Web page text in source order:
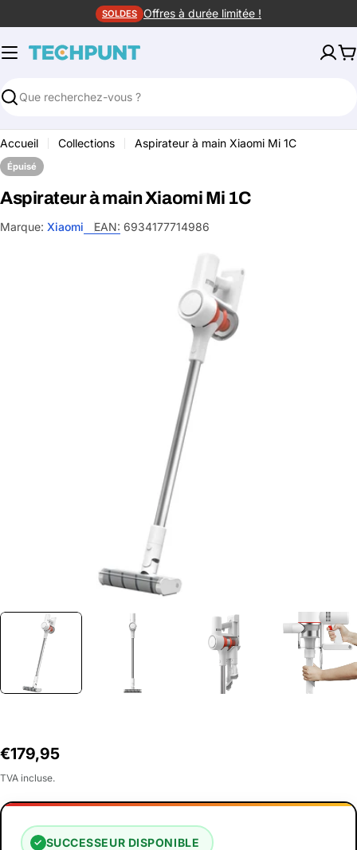
au
contenu
SOLDES Offres à durée limitée !
Rechercher
Accueil Collections Aspirateur à main Xiaomi Mi 1C
le média 0 dans une fenêtre
Plus jamais disponible
Découvrez nos alternatives
Épuisé
Aspirateur à main Xiaomi Mi 1C
Marque: Xiaomi EAN: 6934177714986
Prix
habituel
€179,95
TVA incluse.
✓ SUCCESSEUR DISPONIBLE